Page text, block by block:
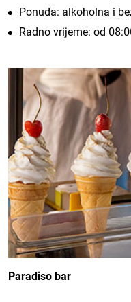
Ponuda: alkoholna i
Radno vrijeme: od
Paradiso bar